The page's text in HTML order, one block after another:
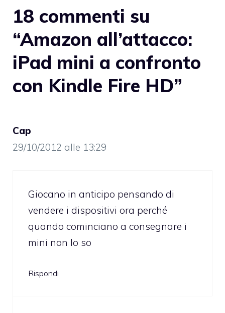
18 commenti su
“Amazon all’attacco:
iPad mini a confronto
con Kindle Fire HD”
Cap
29/10/2012 alle 13:29
Giocano in anticipo pensando di
vendere i dispositivi ora perché
quando cominciano a consegnare i
mini non lo so
Rispondi